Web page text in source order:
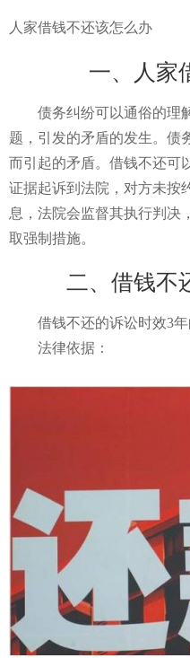
人家借钱不还该怎么办
一、人家借
债务纠纷可以通俗的理解
题，引发的矛盾的发生。债
而引起的矛盾。借钱不还可
证据起诉到法院，对方未按
息，法院会监督其执行判决
取强制措施。
二、借钱不还
借钱不还的诉讼时效3年
法律依据：